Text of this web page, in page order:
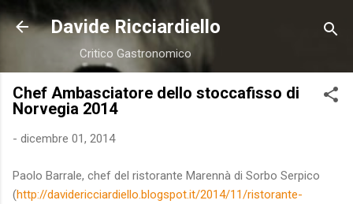
Passa ai contenuti principali
Davide Ricciardiello
Critico Gastronomico
Chef Ambasciatore dello stoccafisso di
Norvegia 2014
- dicembre 01, 2014
Paolo Barrale, chef del ristorante Marennà di Sorbo Serpico
(http://davidericciardiello.blogspot.it/2014/11/ristorante-